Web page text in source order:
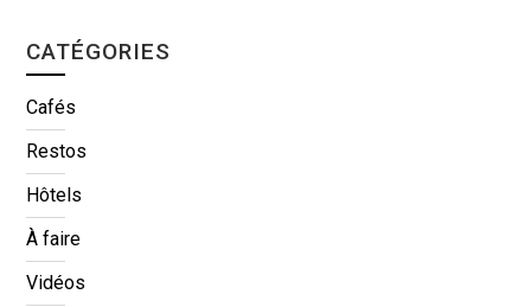
CATÉGORIES
Cafés
Restos
Hôtels
À faire
Vidéos